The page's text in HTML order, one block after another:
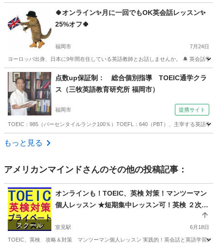
英会話 マンツーマン
🍀オンライン✨月に一回でもOK英会話レッスン✨
25%オフ🍀
福岡市 7月24日
ヨーロッパ出身、日本に9年間在住している英語教師とお話しませんか。 🔔 英会話
福岡 福岡市 英会話 フォニックス
点数up保証制： 総合個別指導 TOEIC通学クラ
ス（三牧英語教育研究所 福岡市）
福岡市 提携サイト
TOEIC：985（パーセンタイルランク100％）TOEFL：640（PBT）、主宰する英語
福岡 福岡市
もっと見る
アメリカンマインドさんのその他の投稿記事：
スクール
オンラインも！TOEIC、英検 対策！マンツーマン
個人レッスン ★短期集中レッスン可！英検 ２次面
室見駅 6月18日
TOEIC、英検 攻略＆対策 マンツーマン個人レッスン 実践的！英会話と英語学習の